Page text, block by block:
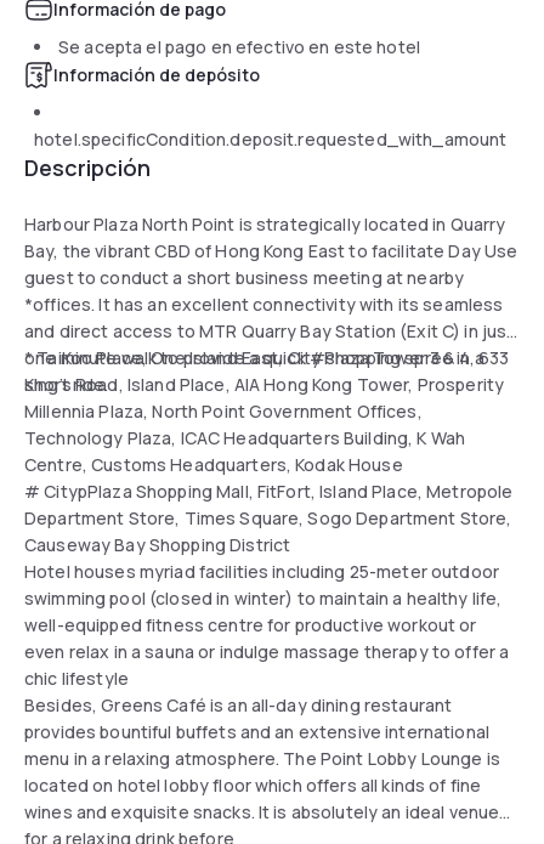
Información de pago
Se acepta el pago en efectivo en este hotel
Información de depósito
hotel.specificCondition.deposit.requested_with_amount
Descripción
Harbour Plaza North Point is strategically located in Quarry
Bay, the vibrant CBD of Hong Kong East to facilitate Day Use
guest to conduct a short business meeting at nearby
*offices. It has an excellent connectivity with its seamless
and direct access to MTR Quarry Bay Station (Exit C) in just
one minute walk to provide a quick #shopping spree in a
short ride.
* TaiKoo Place, One Island East, City Plaza Tower 3 & 4, 633
King’s Road, Island Place, AIA Hong Kong Tower, Prosperity
Millennia Plaza, North Point Government Offices,
Technology Plaza, ICAC Headquarters Building, K Wah
Centre, Customs Headquarters, Kodak House
# CitypPlaza Shopping Mall, FitFort, Island Place, Metropole
Department Store, Times Square, Sogo Department Store,
Causeway Bay Shopping District
Hotel houses myriad facilities including 25-meter outdoor
swimming pool (closed in winter) to maintain a healthy life,
well-equipped fitness centre for productive workout or
even relax in a sauna or indulge massage therapy to offer a
chic lifestyle
Besides, Greens Café is an all-day dining restaurant
provides bountiful buffets and an extensive international
menu in a relaxing atmosphere. The Point Lobby Lounge is
located on hotel lobby floor which offers all kinds of fine
wines and exquisite snacks. It is absolutely an ideal venue
for a relaxing drink before